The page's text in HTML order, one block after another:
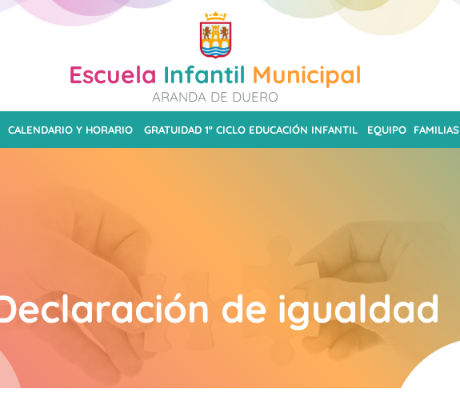
Escuela Infantil Municipal
ARANDA DE DUERO
CALENDARIO Y HORARIO GRATUIDAD 1º CICLO EDUCACIÓN INFANTIL EQUIPO FAMILIAS
de igualdad